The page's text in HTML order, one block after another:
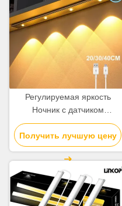
Регулируемая яркость
Ночник с датчиком
движения, много
спецификаций, светильник
для шкафа с датчиком
движения
Получить лучшую цену